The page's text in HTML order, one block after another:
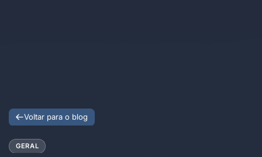
Voltar para o blog
GERAL